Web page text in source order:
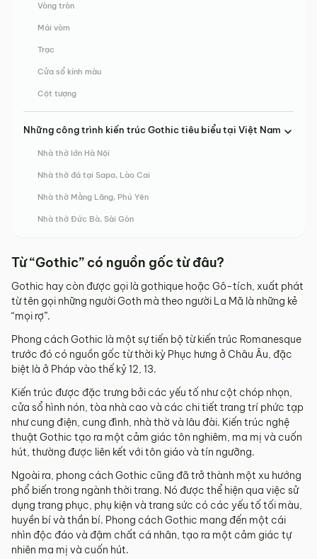
Vòng tròn
Mái vòm
Trạc
Cửa sổ kính màu
Cột tượng
Những công trình kiến trúc Gothic tiêu biểu tại Việt Nam
Nhà thờ lớn Hà Nội
Nhà thờ đá tại Sapa, Lào Cai
Nhà thờ Mằng Lăng, Phú Yên
Nhà thờ Đức Bà, Sài Gòn
Từ “Gothic” có nguồn gốc từ đâu?
Gothic hay còn được gọi là gothique hoặc Gô-tích, xuất phát
từ tên gọi những người Goth mà theo người La Mã là những kẻ
“mọi rợ”.
Phong cách Gothic là một sự tiến bộ từ kiến trúc Romanesque
trước đó có nguồn gốc từ thời kỳ Phục hưng ở Châu Âu, đặc
biệt là ở Pháp vào thế kỷ 12, 13.
Kiến trúc được đặc trưng bởi các yếu tố như cột chóp nhọn,
cửa sổ hình nón, tòa nhà cao và các chi tiết trang trí phức tạp
như cung điện, cung đình, nhà thờ và lâu đài. Kiến trúc nghệ
thuật Gothic tạo ra một cảm giác tôn nghiêm, ma mị và cuốn
hút, thường được liên kết với tôn giáo và tín ngưỡng.
Ngoài ra, phong cách Gothic cũng đã trở thành một xu hướng
phổ biến trong ngành thời trang. Nó được thể hiện qua việc sử
dụng trang phục, phụ kiện và trang sức có các yếu tố tối màu,
huyền bí và thần bí. Phong cách Gothic mang đến một cái
nhìn độc đáo và đậm chất cá nhân, tạo ra một cảm giác tự
nhiên ma mị và cuốn hút.